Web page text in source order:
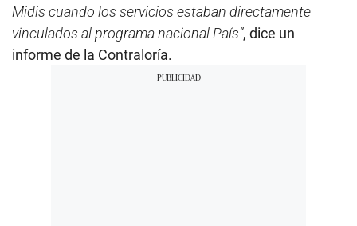
Midis cuando los servicios estaban directamente
vinculados al programa nacional País”, dice un
informe de la Contraloría.